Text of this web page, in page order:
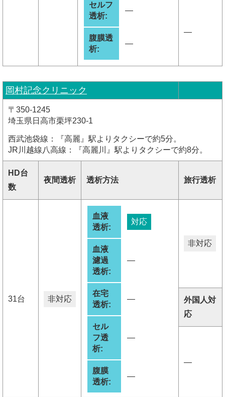
セルフ
透析:
―
腹膜透
析:
―
―
岡村記念クリニック
〒350-1245
埼玉県日高市栗坪230-1
西武池袋線：『高麗』駅よりタクシーで約5分。
JR川越線八高線：『高麗川』駅よりタクシーで約8分。
HD台
数
夜間透析 透析方法 旅行透析
31台 非対応
血液
透析:
対応
血液
濾過
透析:
―
在宅
透析:
―
セル
フ透
析:
―
腹膜
透析:
―
非対応
外国人対
応
―